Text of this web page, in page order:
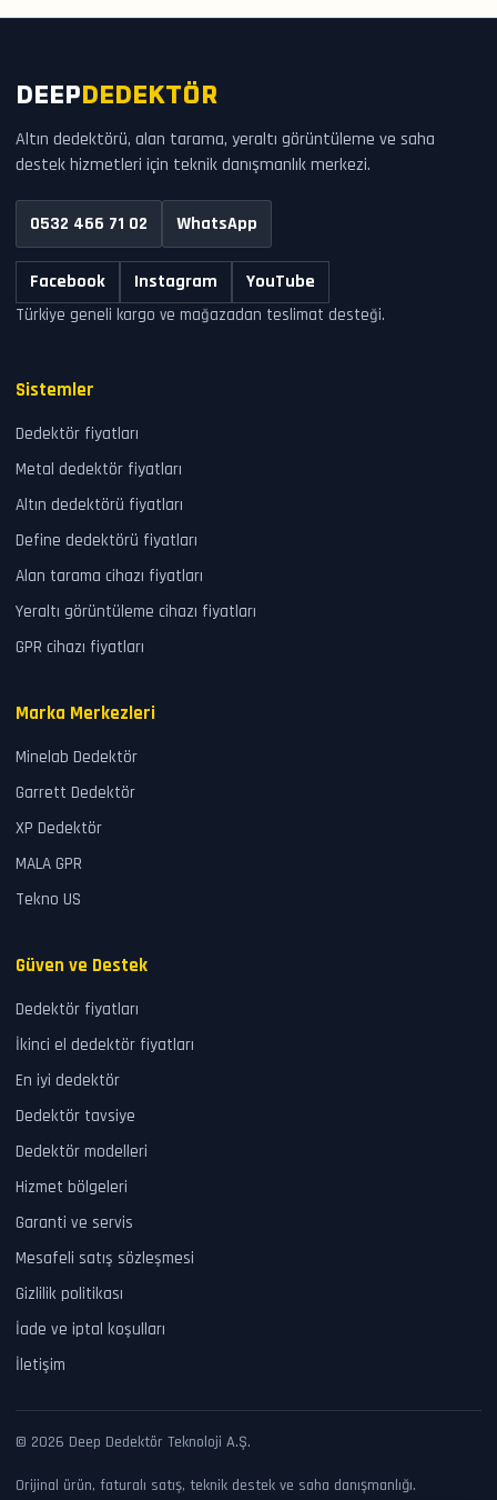
DEEP DEDEKTÖR
Altın dedektörü, alan tarama, yeraltı görüntüleme ve saha
destek hizmetleri için teknik danışmanlık merkezi.
0532 466 71 02 WhatsApp
Facebook Instagram YouTube
Türkiye geneli kargo ve mağazadan teslimat desteği.
Sistemler
Dedektör fiyatları
Metal dedektör fiyatları
Altın dedektörü fiyatları
Define dedektörü fiyatları
Alan tarama cihazı fiyatları
Yeraltı görüntüleme cihazı fiyatları
GPR cihazı fiyatları
Marka Merkezleri
Minelab Dedektör
Garrett Dedektör
XP Dedektör
MALA GPR
Tekno US
Güven ve Destek
Dedektör fiyatları
İkinci el dedektör fiyatları
En iyi dedektör
Dedektör tavsiye
Dedektör modelleri
Hizmet bölgeleri
Garanti ve servis
Mesafeli satış sözleşmesi
Gizlilik politikası
İade ve iptal koşulları
İletişim
© 2026 Deep Dedektör Teknoloji A.Ş.
Orijinal ürün, faturalı satış, teknik destek ve saha danışmanlığı.